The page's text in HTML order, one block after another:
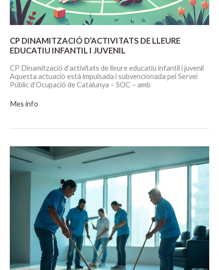
CP DINAMITZACIÓ D’ACTIVITATS DE LLEURE
EDUCATIU INFANTIL I JUVENIL
CP Dinamització d’activitats de lleure educatiu infantil i juvenil
Aquesta actuació està impulsada i subvencionada pel Servei
Públic d’Ocupació de Catalunya – SOC – amb
CP
DE
EDUCATIU
INFANTIL
JUVENIL
Mes info